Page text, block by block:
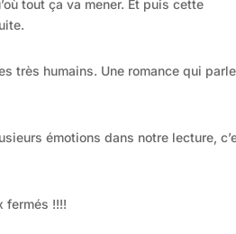
tout ça va mener. Et puis cette
très humains. Une romance qui parle
émotions dans notre lecture,
fermés !!!!